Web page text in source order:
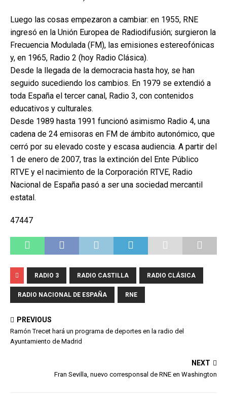
Luego las cosas empezaron a cambiar: en 1955, RNE
ingresó en la Unión Europea de Radiodifusión; surgieron la
Frecuencia Modulada (FM), las emisiones estereofónicas
y, en 1965, Radio 2 (hoy Radio Clásica).
Desde la llegada de la democracia hasta hoy, se han
seguido sucediendo los cambios. En 1979 se extendió a
toda España el tercer canal, Radio 3, con contenidos
educativos y culturales.
Desde 1989 hasta 1991 funcionó asimismo Radio 4, una
cadena de 24 emisoras en FM de ámbito autonómico, que
cerró por su elevado coste y escasa audiencia. A partir del
1 de enero de 2007, tras la extinción del Ente Público
RTVE y el nacimiento de la Corporación RTVE, Radio
Nacional de España pasó a ser una sociedad mercantil
estatal.
47447
RADIO 3 RADIO CASTILLA RADIO CLÁSICA
RADIO NACIONAL DE ESPAÑA RNE
PREVIOUS
Ramón Trecet hará un programa de deportes en la radio del
Ayuntamiento de Madrid
NEXT
Fran Sevilla, nuevo corresponsal de RNE en Washington